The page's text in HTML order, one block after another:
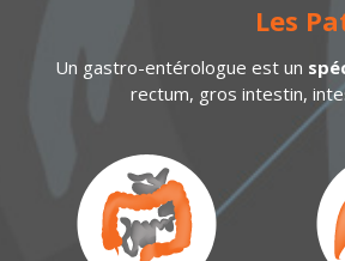
Les
Un gastro-entérologue est un
rectum, gros intestin,